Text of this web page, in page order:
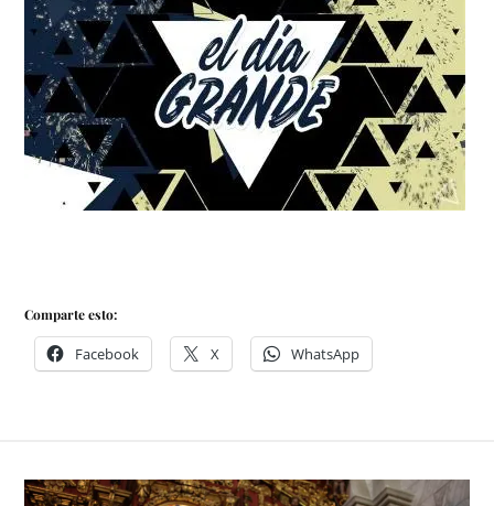
Comparte esto:
Facebook X WhatsApp